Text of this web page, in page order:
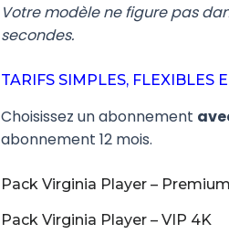
Votre modèle ne figure pas
secondes.
TARIFS SIMPLES, FLEXIBLES
Choisissez un abonnement
abonnement 12 mois.
Pack Virginia Player –
Pack Virginia Player – VIP 4K